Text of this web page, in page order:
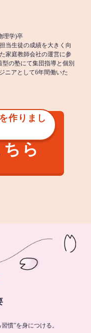
理学)卒
当生徒の成績を大きく向
家庭教師会社の運営に参
の塾にて集団指導と個別
ニアとして6年間働いた
作りまし
ら
慣”を身につける。